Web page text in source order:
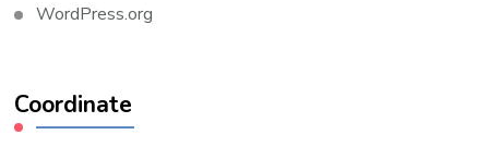
WordPress.org
Coordinate